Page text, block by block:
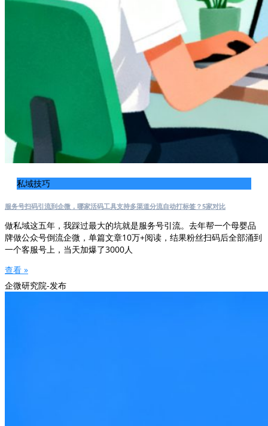
私域技巧
服务号扫码引流到企微，哪家活码工具支持多渠道分流自动打标签？5家对比
做私域这五年，我踩过最大的坑就是服务号引流。去年帮一个母婴品
牌做公众号倒流企微，单篇文章10万+阅读，结果粉丝扫码后全部涌到
一个客服号上，当天加爆了3000人
查看 »
企微研究院-发布